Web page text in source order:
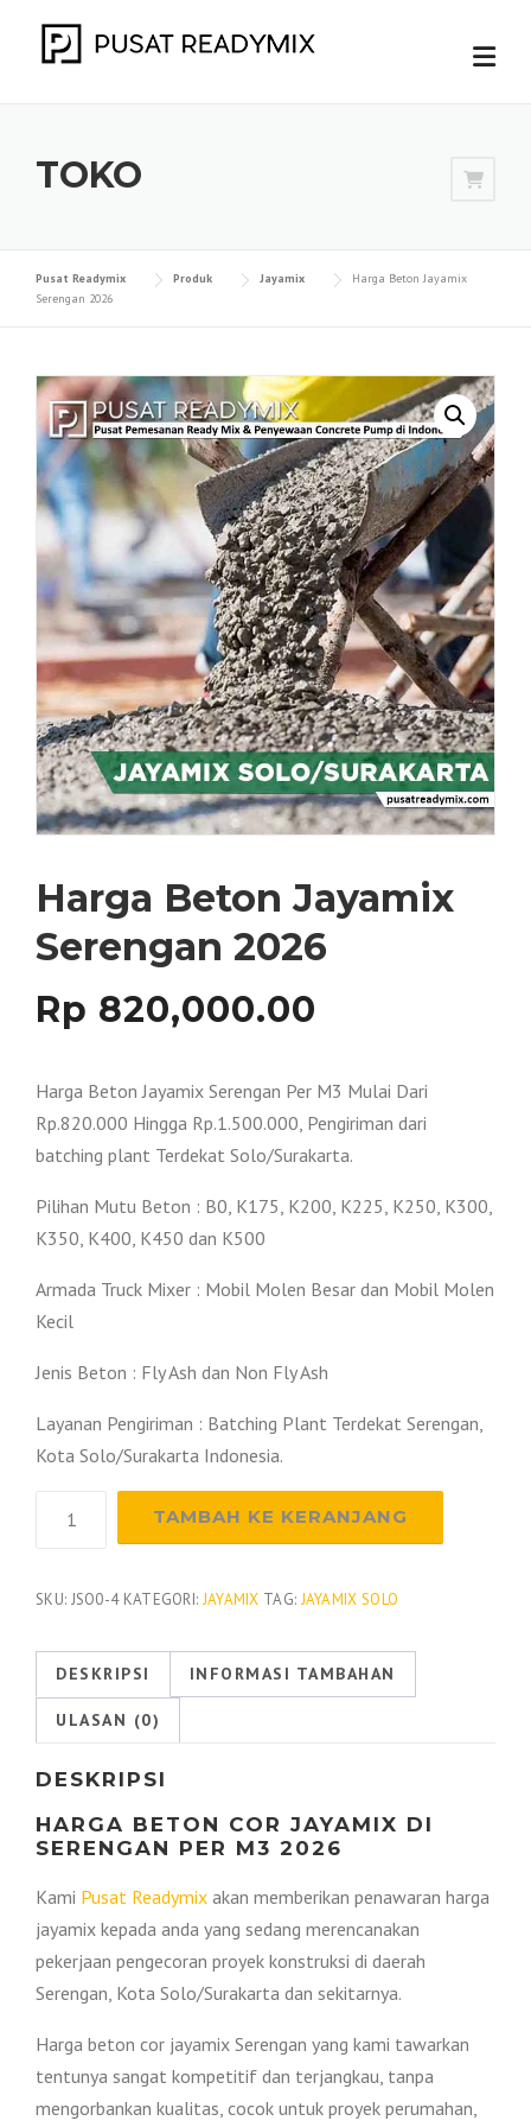
TOKO
Pusat Readymix Produk Jayamix
Harga Beton Jayamix
Serengan 2026
Harga Beton Jayamix
Serengan 2026
Rp 820,000.00
Harga Beton Jayamix Serengan Per M3 Mulai Dari
Rp.820.000 Hingga Rp.1.500.000, Pengiriman dari
batching plant Terdekat Solo/Surakarta.
Pilihan Mutu Beton : B0, K175, K200, K225, K250, K300,
K350, K400, K450 dan K500
Armada Truck Mixer : Mobil Molen Besar dan Mobil Molen
Kecil
Jenis Beton : Fly Ash dan Non Fly Ash
Layanan Pengiriman : Batching Plant Terdekat Serengan,
Kota Solo/Surakarta Indonesia.
Jayamix
2026
TAMBAH KE KERANJANG
SKU: JSO0-4 KATEGORI: JAYAMIX TAG: JAYAMIX SOLO
DESKRIPSI INFORMASI TAMBAHAN
ULASAN (0)
DESKRIPSI
HARGA BETON COR JAYAMIX DI
SERENGAN PER M3 2026
Kami Pusat Readymix akan memberikan penawaran harga
jayamix kepada anda yang sedang merencanakan
pekerjaan pengecoran proyek konstruksi di daerah
Serengan, Kota Solo/Surakarta dan sekitarnya.
Harga beton cor jayamix Serengan yang kami tawarkan
tentunya sangat kompetitif dan terjangkau, tanpa
mengorbankan kualitas, cocok untuk proyek perumahan,